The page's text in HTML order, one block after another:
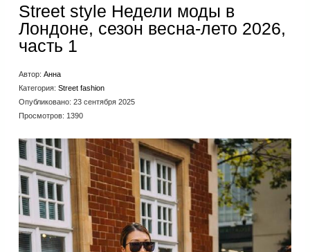
Street style Недели моды в
Лондоне, сезон весна-лето 2026,
часть 1
Автор: Анна
Категория: Street fashion
Опубликовано: 23 сентября 2025
Просмотров: 1390